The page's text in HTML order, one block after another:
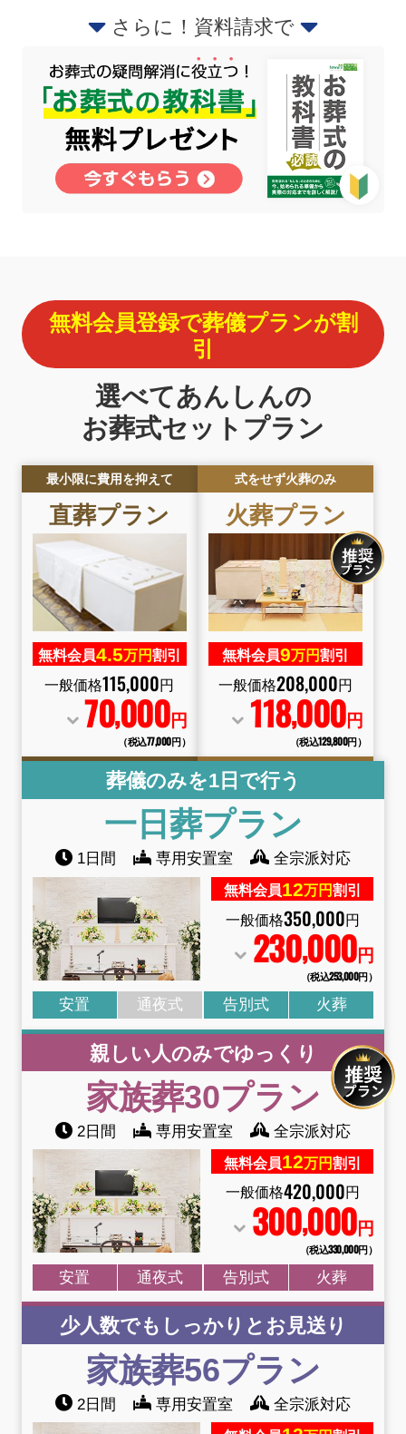
さらに！資料請求で
無料会員登録で葬儀プランが割
引
選べてあんしんの
お葬式セットプラン
最小限に費用を抑えて
直葬プラン
無料会員4.5万円割引
一般価格115,000円
70,000円
（税込77,000円）
式をせず火葬のみ
火葬プラン
無料会員9万円割引
一般価格208,000円
118,000円
（税込129,800円）
葬儀のみを1日で行う
一日葬プラン
1日間 専用安置室 全宗派対応
無料会員12万円割引
一般価格350,000円
230,000円
（税込253,000円）
安置 通夜式 告別式 火葬
親しい人のみでゆっくり
家族葬30プラン
2日間 専用安置室 全宗派対応
無料会員12万円割引
一般価格420,000円
300,000円
（税込330,000円）
安置 通夜式 告別式 火葬
少人数でもしっかりとお見送り
家族葬56プラン
2日間 専用安置室 全宗派対応